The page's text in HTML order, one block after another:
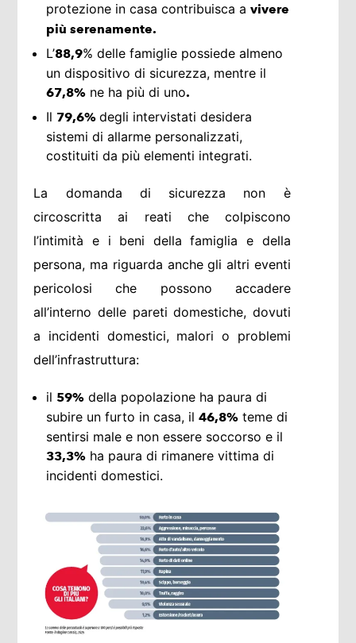
protezione in casa contribuisca avivere
più serenamente.
L’88,9% delle famiglie possiede almeno
un dispositivo di sicurezza, mentre il
67,8% ne ha più di uno.
Il 79,6%degli intervistati desidera
sistemi di allarme personalizzati,
costituiti da più elementi integrati.
La domanda di sicurezza non è
circoscritta ai reati che colpiscono
l’intimità e i beni della famiglia e della
persona, ma riguarda anche gli altri eventi
pericolosi che possono accadere
all’interno delle pareti domestiche, dovuti
a incidenti domestici, malori o problemi
dell’infrastruttura:
il 59% della popolazione ha paura di
subire un furto in casa, il46,8% teme di
sentirsi male e non essere soccorso e il
33,3% ha paura di rimanere vittima di
incidenti domestici.